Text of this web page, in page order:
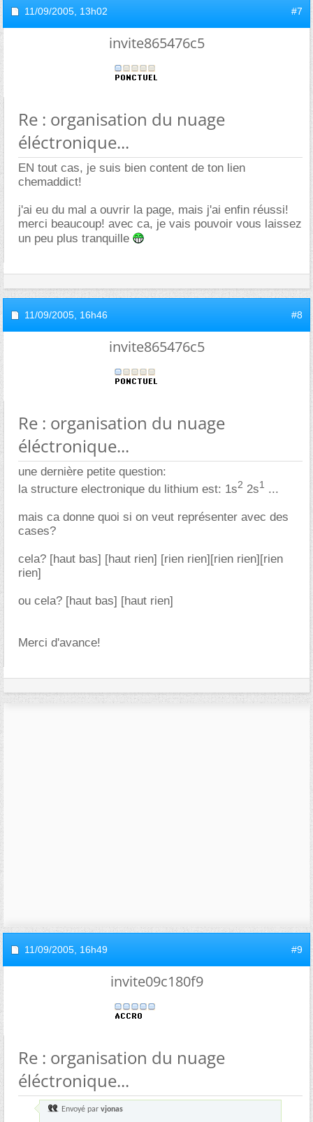
11/09/2005, 13h02 #7
invite865476c5
Re : organisation du nuage
éléctronique...
EN tout cas, je suis bien content de ton lien
chemaddict!
j'ai eu du mal a ouvrir la page, mais j'ai enfin réussi!
merci beaucoup! avec ca, je vais pouvoir vous laissez
un peu plus tranquille
11/09/2005, 16h46 #8
invite865476c5
Re : organisation du nuage
éléctronique...
une dernière petite question:
la structure electronique du lithium est: 1s2 2s1 ...
mais ca donne quoi si on veut représenter avec des
cases?
cela? [haut bas] [haut rien] [rien rien][rien rien][rien
rien]
ou cela? [haut bas] [haut rien]
Merci d'avance!
11/09/2005, 16h49 #9
invite09c180f9
Re : organisation du nuage
éléctronique...
Envoyé par vjonas